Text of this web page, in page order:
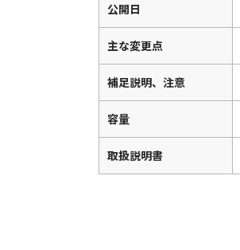
公開日
主な変更点
補足説明、注意
容量
取扱説明書